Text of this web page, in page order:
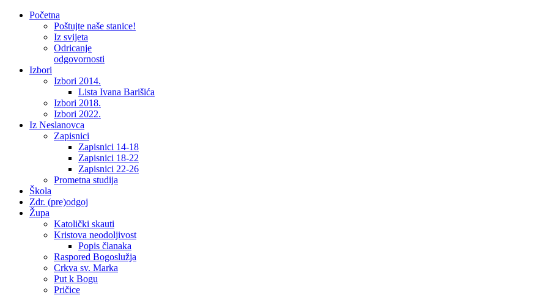
Početna
Poštujte naše stanice!
Iz svijeta
Odricanje
odgovornosti
Izbori
Izbori 2014.
Lista Ivana Barišića
Izbori 2018.
Izbori 2022.
Iz Neslanovca
Zapisnici
Zapisnici 14-18
Zapisnici 18-22
Zapisnici 22-26
Prometna studija
Škola
Zdr. (pre)odgoj
Župa
Katolički skauti
Kristova neodoljivost
Popis članaka
Raspored Bogoslužja
Crkva sv. Marka
Put k Bogu
Pričice